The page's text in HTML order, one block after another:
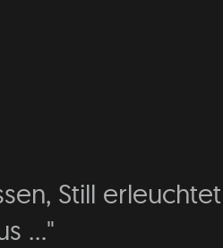
Still
..."